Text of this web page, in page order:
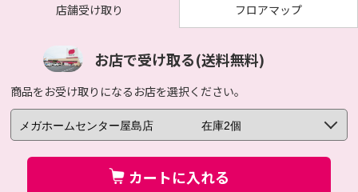
店舗受け取り
フロアマップ
お店で受け取る(送料無料)
商品をお受け取りになるお店を選択ください。
カートに入れる